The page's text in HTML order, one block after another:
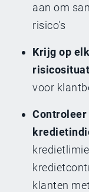
aan om
risico's
Krijg op
voor
klanten